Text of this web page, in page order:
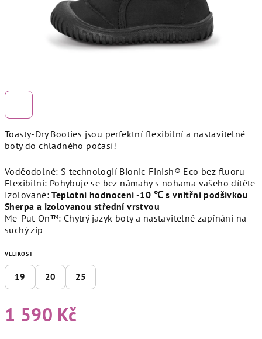
Toasty-Dry Booties jsou perfektní flexibilní a nastavitelné
boty do chladného počasí!
Voděodolné: S technologií Bionic-Finish® Eco bez fluoru
Flexibilní: Pohybuje se bez námahy s nohama vašeho dítěte
Izolované:Teplotní hodnocení -10 ℃ s vnitřní podšívkou
Sherpa a izolovanou střední vrstvou
Me-Put-On™: Chytrý jazyk boty a nastavitelné zapínání na
suchý zip
VELIKOST
19 20 25
1 590 Kč